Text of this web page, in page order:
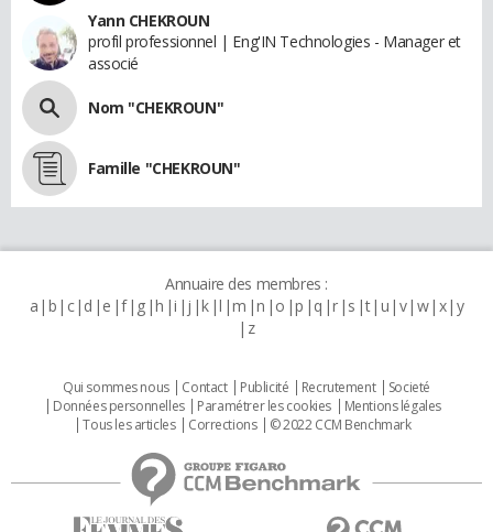
Yann CHEKROUN
profil professionnel | Eng'IN Technologies - Manager et
associé
Nom "CHEKROUN"
Famille "CHEKROUN"
Annuaire des membres :
a b c d e f g h i j k l m n o p q r s t u v w x y
z
Qui sommes nous Contact Publicité Recrutement
Societé
Données personnelles
Paramétrer les cookies
Mentions légales
Tous les articles
Corrections © 2022 CCM Benchmark